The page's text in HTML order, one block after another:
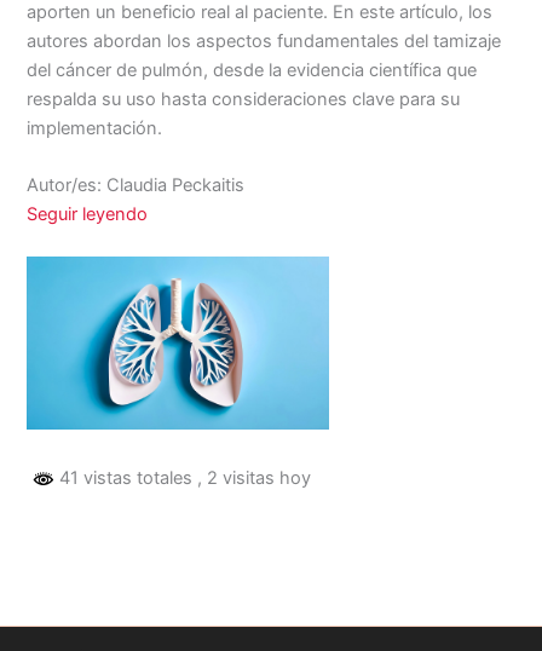
aporten un beneficio real al paciente. En este artículo, los
autores abordan los aspectos fundamentales del tamizaje
del cáncer de pulmón, desde la evidencia científica que
respalda su uso hasta consideraciones clave para su
implementación.
Autor/es: Claudia Peckaitis
Seguir leyendo
41 vistas totales , 2 visitas hoy